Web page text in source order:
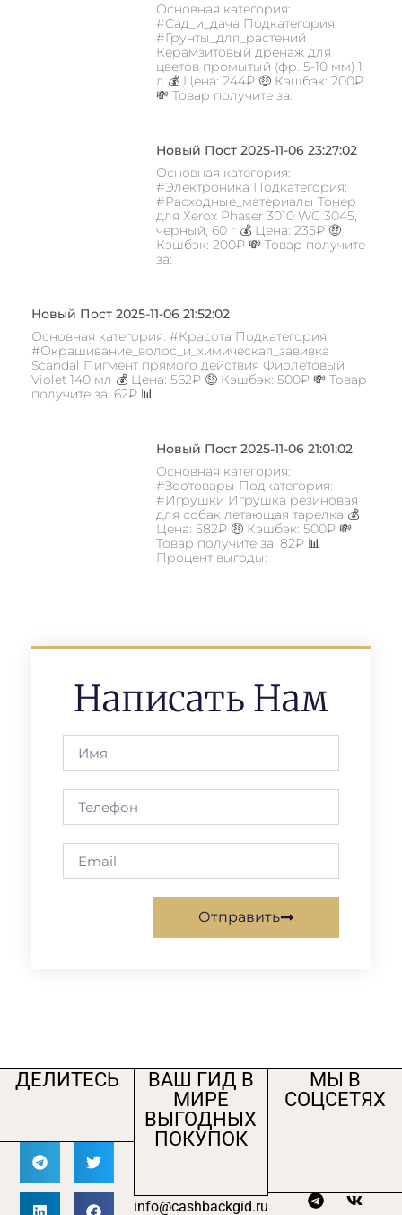
Основная категория:
#Сад_и_дача Подкатегория:
#Грунты_для_растений
Керамзитовый дренаж для
цветов промытый (фр. 5-10 мм) 1
л 💰 Цена: 244₽ 🤑 Кэшбэк: 200₽
💸 Товар получите за:
Новый Пост 2025-11-06 23:27:02
Основная категория:
#Электроника Подкатегория:
#Расходные_материалы Тонер
для Xerox Phaser 3010 WC 3045,
черный, 60 г 💰 Цена: 235₽ 🤑
Кэшбэк: 200₽ 💸 Товар получите
за:
Новый Пост 2025-11-06 21:52:02
Основная категория: #Красота Подкатегория:
#Окрашивание_волос_и_химическая_завивка
Scandal Пигмент прямого действия Фиолетовый
Violet 140 мл 💰 Цена: 562₽ 🤑 Кэшбэк: 500₽ 💸 Товар
получите за: 62₽ 📊
Новый Пост 2025-11-06 21:01:02
Основная категория:
#Зоотовары Подкатегория:
#Игрушки Игрушка резиновая
для собак летающая тарелка 💰
Цена: 582₽ 🤑 Кэшбэк: 500₽ 💸
Товар получите за: 82₽ 📊
Процент выгоды:
Написать Нам
Отправить
ДЕЛИТЕСЬ
ВАШ ГИД В
МИРЕ
ВЫГОДНЫХ
ПОКУПОК
info@cashbackgid.ru
МЫ В
СОЦСЕТЯХ